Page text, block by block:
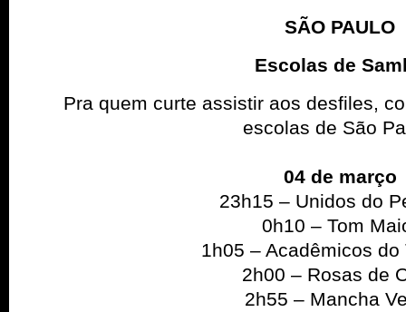
SÃO PAULO
Escolas de
Pra quem curte assistir aos desfiles,
escolas de São
04 de março
23h15 – Unidos do
0h10 – Tom
1h05 – Acadêmicos do
2h00 – Rosas de
2h55 – Mancha